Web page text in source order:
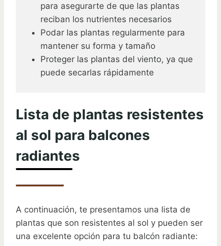
para asegurarte de que las plantas
reciban los nutrientes necesarios
Podar las plantas regularmente para
mantener su forma y tamaño
Proteger las plantas del viento, ya que
puede secarlas rápidamente
Lista de plantas resistentes
al sol para balcones
radiantes
A continuación, te presentamos una lista de
plantas que son resistentes al sol y pueden ser
una excelente opción para tu balcón radiante: